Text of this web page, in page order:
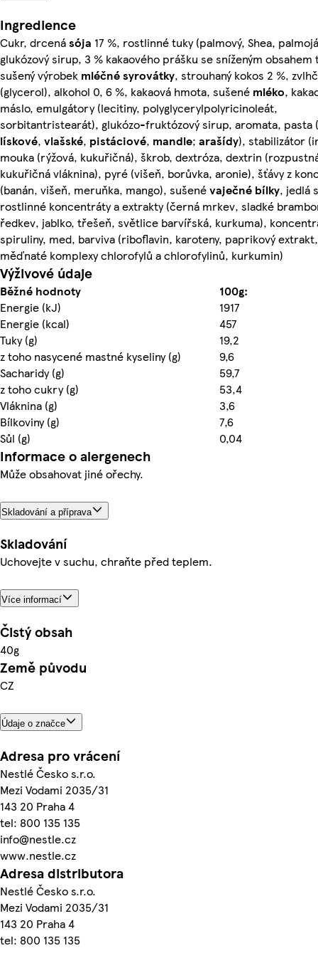
Ingredience
Cukr, drcenásója 17 %, rostlinné tuky (palmový, Shea,
glukózový sirup, 3 % kakaového prášku se sníženým obsahem
sušený výrobek mléčnésyrovátky, strouhaný kokos 2 %,
(glycerol), alkohol 0, 6 %, kakaová hmota, sušené mléko,
máslo, emulgátory (lecitiny, polyglycerylpolyricinoleát,
sorbitantristearát), glukózo-fruktózový sirup, aromata, pasta (
lískové, vlašské, pistáciové, mandle; arašídy), stabilizátor
mouka (rýžová, kukuřičná), škrob, dextróza, dextrin
kukuřičná vláknina), pyré (višeň, borůvka, aronie), šťávy z
(banán, višeň, meruňka, mango), sušenévaječné bílky, jedlá
rostlinné koncentráty a extrakty (černá mrkev, sladké
ředkev, jablko, třešeň, světlice barvířská, kurkuma),
spiruliny, med, barviva (riboflavin, karoteny, paprikový extrakt,
měďnaté komplexy chlorofylů a chlorofylinů, kurkumin)
Výživové údaje
Běžné hodnoty
100g:
Energie (kJ)
1917
Energie (kcal)
457
Tuky (g)
19,2
z toho nasycené mastné kyseliny (g)
9,6
Sacharidy (g)
59,7
z toho cukry (g)
53,4
Vláknina (g)
3,6
Bílkoviny (g)
7,6
Sůl (g)
0,04
Informace o alergenech
Může obsahovat jiné ořechy.
Skladování a příprava
Skladování
Uchovejte v suchu, chraňte před teplem.
Více informací
Čistý obsah
40g
Země původu
CZ
Údaje o značce
Adresa pro vrácení
Nestlé Česko s.r.o.
Mezi Vodami 2035/31
143 20 Praha 4
tel: 800 135 135
info@nestle.cz
www.nestle.cz
Adresa distributora
Nestlé Česko s.r.o.
Mezi Vodami 2035/31
143 20 Praha 4
tel: 800 135 135